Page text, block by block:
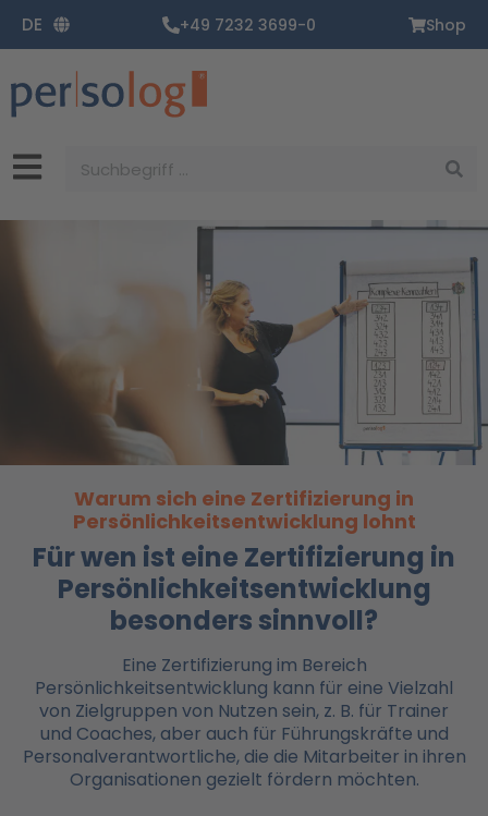
Inhalt
springen
DE +49 7232 3699-0 Shop
Warum sich eine Zertifizierung in
Persönlichkeitsentwicklung lohnt
Für wen ist eine Zertifizierung in
Persönlichkeitsentwicklung
besonders sinnvoll?
Eine Zertifizierung im Bereich
Persönlichkeitsentwicklung kann für eine Vielzahl
von Zielgruppen von Nutzen sein, z. B. für Trainer
und Coaches, aber auch für Führungskräfte und
Personalverantwortliche, die die Mitarbeiter in ihren
Organisationen gezielt fördern möchten.